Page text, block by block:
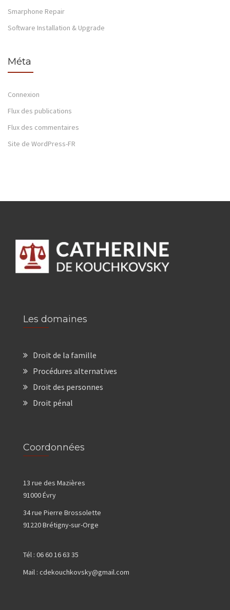
Smarphone Repair
Software Installation & Upgrade
Méta
Connexion
Flux des publications
Flux des commentaires
Site de WordPress-FR
Les domaines
Droit de la famille
Procédures alternatives
Droit des personnes
Droit pénal
Coordonnées
13 rue des Mazières
91000 Évry
34 rue Pierre Brossolette
91220 Brétigny-sur-Orge
Tél : 06 60 16 63 35
Mail : cdekouchkovsky@gmail.com